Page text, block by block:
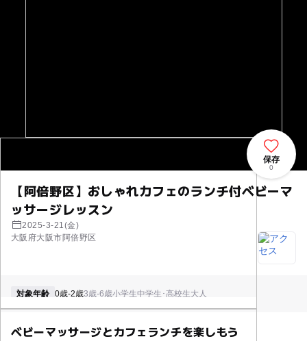
【阿倍野区】おしゃれカフェのランチ付ベビーマ
ッサージレッスン
2025-3-21(金)
大阪府大阪市阿倍野区
保存
0
対象年齢 0歳-2歳3歳-6歳小学生中学生･高校生大人
ベビーマッサージとカフェランチを楽しもう